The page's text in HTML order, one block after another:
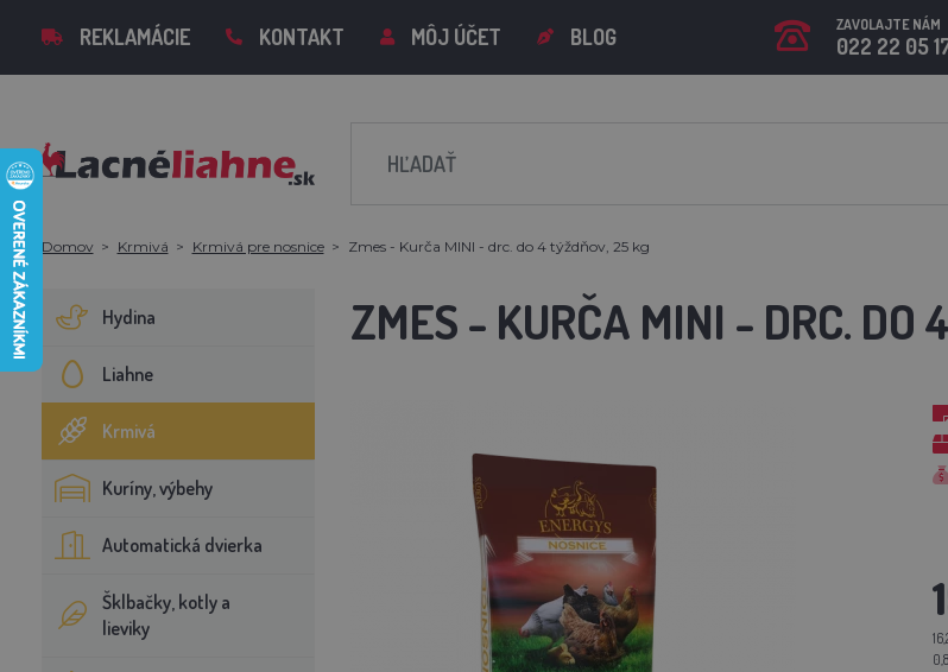
REKLAMÁCIE KONTAKT MÔJ ÚČET BLOG ZAVOLAJTE NÁM
022 22 05
Domov Krmivá Krmivá pre nosnice Zmes - Kurča MINI - drc. do 4 týždňov, 25 kg
Hydina
Liahne
Krmivá
Kuríny, výbehy
Automatická dvierka
Šklbačky, kotly a
lieviky
ZMES - KURČA MINI - DRC. DO